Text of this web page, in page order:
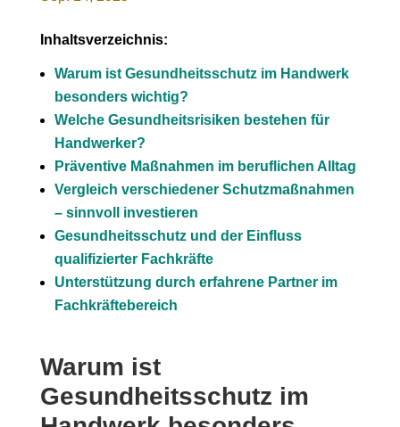
Inhaltsverzeichnis:
Warum ist Gesundheitsschutz im Handwerk
besonders wichtig?
Welche Gesundheitsrisiken bestehen für
Handwerker?
Präventive Maßnahmen im beruflichen Alltag
Vergleich verschiedener Schutzmaßnahmen
– sinnvoll investieren
Gesundheitsschutz und der Einfluss
qualifizierter Fachkräfte
Unterstützung durch erfahrene Partner im
Fachkräftebereich
Warum ist
Gesundheitsschutz im